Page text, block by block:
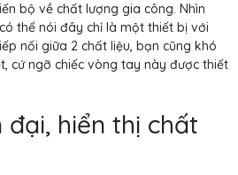
bộ về chất lượng gia công. Nhìn
thể nói đây chỉ là một thiết bị với
nối giữa 2 chất liệu, bạn cũng khó
cứ ngỡ chiếc vòng tay này được thiết
đại, hiển thị chất